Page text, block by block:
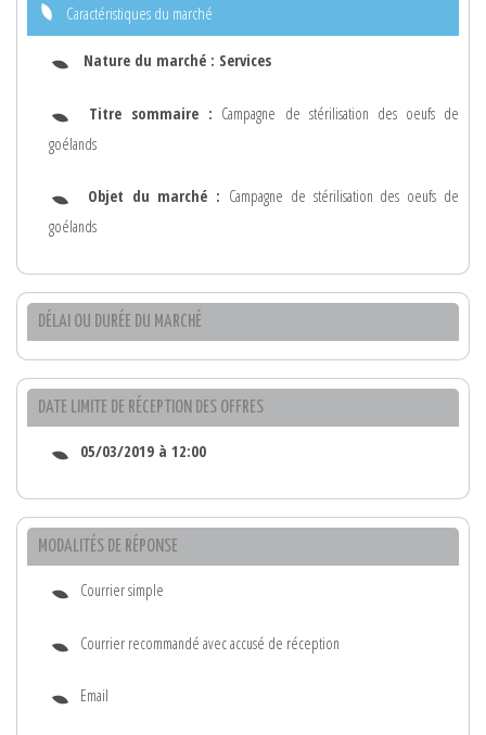
Caractéristiques du marché
Nature du marché : Services
Titre sommaire : Campagne de stérilisation des oeufs de
goélands
Objet du marché : Campagne de stérilisation des oeufs de
goélands
DÉLAI OU DURÉE DU MARCHÉ
DATE LIMITE DE RÉCEPTION DES OFFRES
05/03/2019 à 12:00
MODALITÉS DE RÉPONSE
Courrier simple
Courrier recommandé avec accusé de réception
Email